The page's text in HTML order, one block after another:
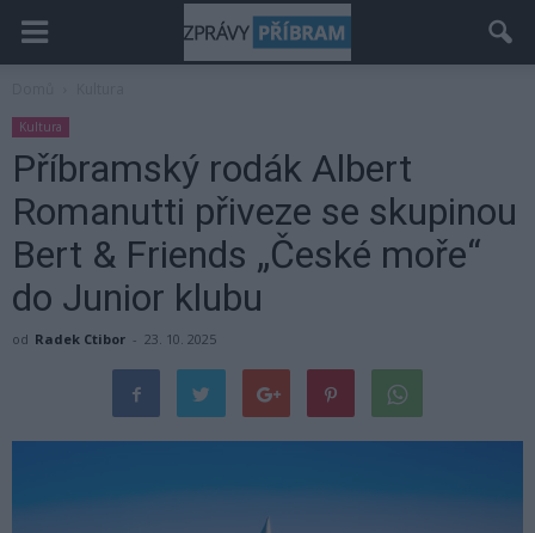
Kultura
Příbramský rodák Albert
Romanutti přiveze se skupinou
Bert & Friends „České moře“
do Junior klubu
od Radek Ctibor - 23. 10. 2025